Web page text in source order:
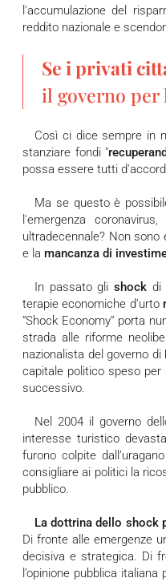
l'accumulazione del
reddito nazionale e
Se i privati
il governo per
Così ci dice sempre in modo cristallino l'economista di Cambridge. Il governo non può limitarsi a
stanziare fondi "
possa essere tutti
Ma se questo è
l'emergenza
ultradecennale? Non sono
e la mancanza di
In passato gli shock di
terapie economiche d’urto
“Shock Economy” porta
strada alle riforme
nazionalista del governo di
capitale politico speso per
successivo.
Nel 2004 il governo
interesse turistico
furono colpite
consigliare ai politici la
pubblico.
La dottrina dello shock
Di fronte alle emergenze
decisiva e strategica. Di
l’opinione pubblica